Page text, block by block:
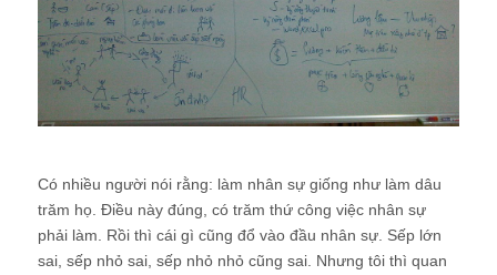
Có nhiều người nói rằng: làm nhân sự giống như làm dâu
trăm họ. Điều này đúng, có trăm thứ công việc nhân sự
phải làm. Rồi thì cái gì cũng đổ vào đầu nhân sự. Sếp lớn
sai, sếp nhỏ sai, sếp nhỏ nhỏ cũng sai. Nhưng tôi thì quan